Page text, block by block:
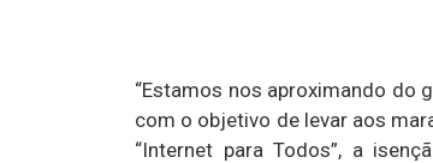
“Estamos nos aproximando do
com o objetivo de levar aos
“Internet para Todos”, a